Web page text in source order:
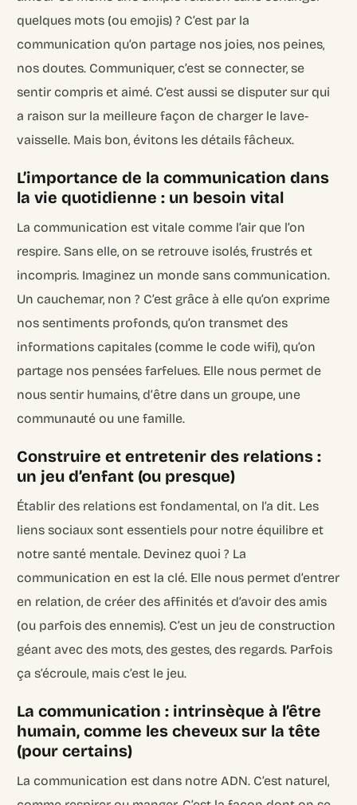
quelques mots (ou emojis) ? C’est par la
communication qu’on partage nos joies, nos peines,
nos doutes. Communiquer, c’est se connecter, se
sentir compris et aimé. C’est aussi se disputer sur qui
a raison sur la meilleure façon de charger le lave-
vaisselle. Mais bon, évitons les détails fâcheux.
L’importance de la communication dans
la vie quotidienne : un besoin vital
La communication est vitale comme l’air que l’on
respire. Sans elle, on se retrouve isolés, frustrés et
incompris. Imaginez un monde sans communication.
Un cauchemar, non ? C’est grâce à elle qu’on exprime
nos sentiments profonds, qu’on transmet des
informations capitales (comme le code wifi), qu’on
partage nos pensées farfelues. Elle nous permet de
nous sentir humains, d’être dans un groupe, une
communauté ou une famille.
Construire et entretenir des relations :
un jeu d’enfant (ou presque)
Établir des relations est fondamental, on l’a dit. Les
liens sociaux sont essentiels pour notre équilibre et
notre santé mentale. Devinez quoi ? La
communication en est la clé. Elle nous permet d’entrer
en relation, de créer des affinités et d’avoir des amis
(ou parfois des ennemis). C’est un jeu de construction
géant avec des mots, des gestes, des regards. Parfois
ça s’écroule, mais c’est le jeu.
La communication : intrinsèque à l’être
humain, comme les cheveux sur la tête
(pour certains)
La communication est dans notre ADN. C’est naturel,